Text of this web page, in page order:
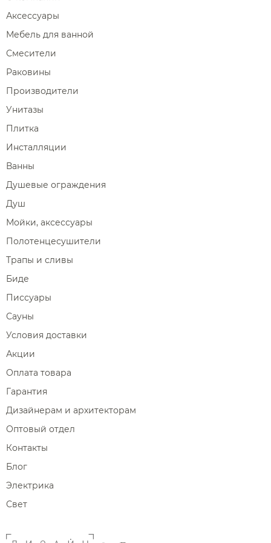
Аксессуары
Мебель для ванной
Смесители
Раковины
Производители
Унитазы
Плитка
Инсталляции
Ванны
Душевые ограждения
Душ
Мойки, аксессуары
Полотенцесушители
Трапы и сливы
Биде
Писсуары
Сауны
Условия доставки
Акции
Оплата товара
Гарантия
Дизайнерам и архитекторам
Оптовый отдел
Контакты
Блог
Электрика
Свет